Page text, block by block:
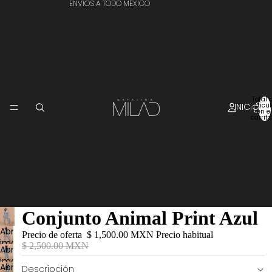
ENVÍOS A TODO MÉXICO
INICIO
Total
en el
Abrir
imagen
a
pantalla
Abrir
imagen
Abrir
Conjunto Animal Print Azul
Precio de oferta $ 1,500.00 MXN Precio habitual
$ 2,500.00 MXN
Descripción